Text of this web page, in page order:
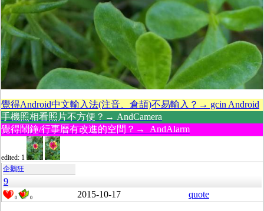
覺得Android中文輸入法(注音、倉頡)不易輸入？→ gcin Android
手機照相看照片不方便？→ AndCamera
覺得鬧鐘/行事曆有改進的空間？→ AndAlarm
edited: 1
企鵝狂
9
0 0 2015-10-17 quote